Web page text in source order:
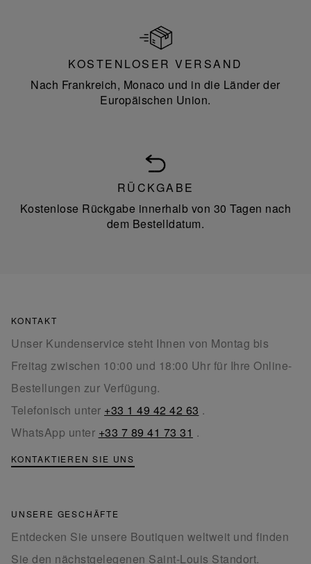
KOSTENLOSER VERSAND
Nach Frankreich, Monaco und in die Länder der
Europäischen Union.
RÜCKGABE
Kostenlose Rückgabe innerhalb von 30 Tagen nach
dem Bestelldatum.
KONTAKT
Unser Kundenservice steht Ihnen von Montag bis
Freitag zwischen 10:00 und 18:00 Uhr für Ihre Online-
Bestellungen zur Verfügung.
Telefonisch unter +33 1 49 42 42 63 .
WhatsApp unter +33 7 89 41 73 31 .
KONTAKTIEREN SIE UNS
UNSERE GESCHÄFTE
Entdecken Sie unsere Boutiquen weltweit und finden
Sie den nächstgelegenen Saint-Louis Standort.